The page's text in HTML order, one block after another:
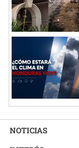
NOTICIAS